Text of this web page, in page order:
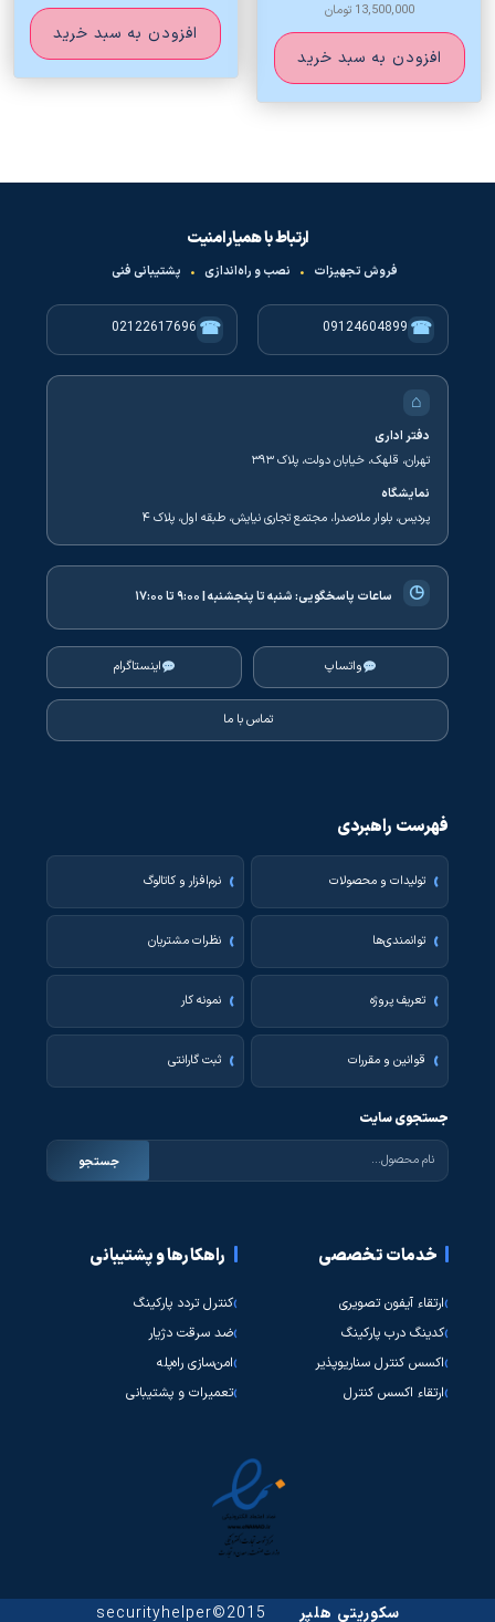
13,500,000 تومان
افزودن به سبد خرید
افزودن به سبد خرید
ارتباط با همیار امنیت
فروش تجهیزات • نصب و راه‌اندازی • پشتیبانی فنی
☎
09124604899
☎
02122617696
⌂
دفتر اداری
تهران، قلهک، خیابان دولت، پلاک ۳۹۳
نمایشگاه
پردیس، بلوار ملاصدرا، مجتمع تجاری نیایش، طبقه اول، پلاک ۴
◷ ساعات پاسخگویی:شنبه تا پنجشنبه | ۹:۰۰ تا ۱۷:۰۰
واتساپ اینستاگرام
تماس با ما
فهرست راهبردی
تولیدات و محصولات نرم‌افزار و کاتالوگ
توانمندی‌ها نظرات مشتریان
تعریف پروژه نمونه کار
قوانین و مقررات ثبت گارانتی
جستجوی سایت
جستجو
خدمات تخصصی
ارتقاء آیفون تصویری
کدینگ درب پارکینگ
اکسس کنترل سناریوپذیر
ارتقاء اکسس کنترل
راهکارها و پشتیبانی
کنترل تردد پارکینگ
ضد سرقت دژیار
امن‌سازی راه‌پله
تعمیرات و پشتیبانی
سکوریتی هلپر